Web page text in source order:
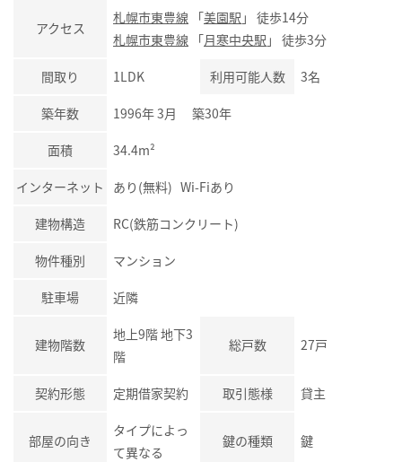
アクセス
札幌市東豊線 「美園駅 」 徒歩14分
札幌市東豊線 「月寒中央駅 」 徒歩3分
間取り 1LDK 利用可能人数 3名
築年数 1996年 3月 築30年
面積 34.4m²
インターネット あり(無料) Wi-Fiあり
建物構造 RC(鉄筋コンクリート)
物件種別 マンション
駐車場 近隣
建物階数
地上9階 地下3
階
総戸数 27戸
契約形態 定期借家契約 取引態様 貸主
部屋の向き
タイプによっ
て異なる
鍵の種類 鍵